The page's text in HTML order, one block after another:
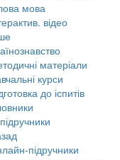
мова
відео
матеріали
курси
до іспитів
підручники